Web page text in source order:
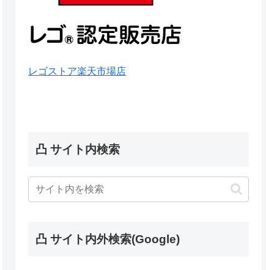
レゴストア楽天市場店
凸 サイト内検索
凸 サイト内外検索(Google)